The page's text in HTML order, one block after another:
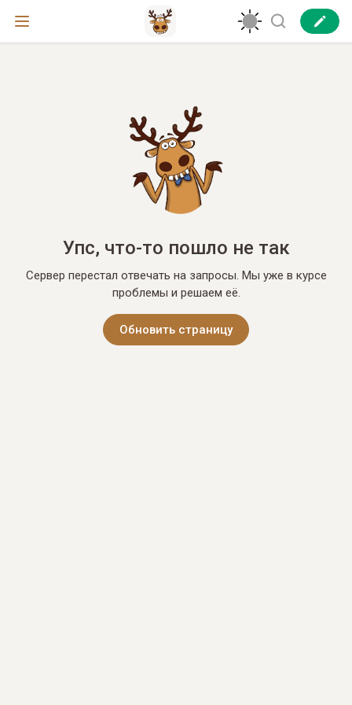
Упс, что-то пошло не так
Сервер перестал отвечать на запросы. Мы уже в курсе
проблемы и решаем её.
Обновить страницу